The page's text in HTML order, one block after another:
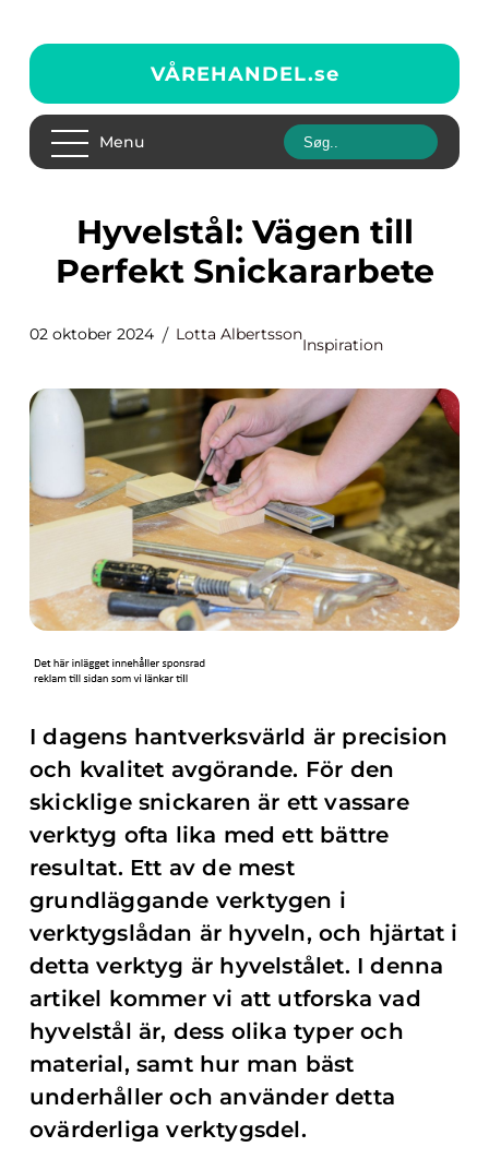
VÅREHANDEL.se
Menu
Hyvelstål: Vägen till
Perfekt Snickararbete
02 oktober 2024 Lotta Albertsson
Inspiration
I dagens hantverksvärld är precision
och kvalitet avgörande. För den
skicklige snickaren är ett vassare
verktyg ofta lika med ett bättre
resultat. Ett av de mest
grundläggande verktygen i
verktygslådan är hyveln, och hjärtat i
detta verktyg är hyvelstålet. I denna
artikel kommer vi att utforska vad
hyvelstål är, dess olika typer och
material, samt hur man bäst
underhåller och använder detta
ovärderliga verktygsdel.